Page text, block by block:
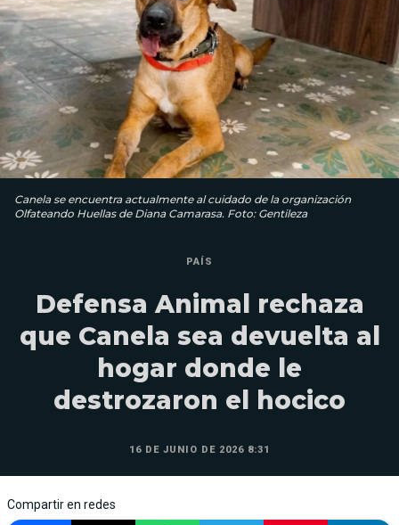
Canela se encuentra actualmente al cuidado de la organización
Olfateando Huellas de Diana Camarasa. Foto: Gentileza
PAÍS
Defensa Animal rechaza
que Canela sea devuelta al
hogar donde le
destrozaron el hocico
16 DE JUNIO DE 2026 8:31
Compartir en redes